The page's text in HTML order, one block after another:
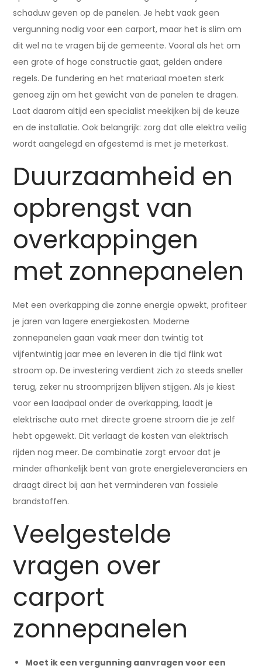
schaduw geven op de panelen. Je hebt vaak geen
vergunning nodig voor een carport, maar het is slim om
dit wel na te vragen bij de gemeente. Vooral als het om
een grote of hoge constructie gaat, gelden andere
regels. De fundering en het materiaal moeten sterk
genoeg zijn om het gewicht van de panelen te dragen.
Laat daarom altijd een specialist meekijken bij de keuze
en de installatie. Ook belangrijk: zorg dat alle elektra veilig
wordt aangelegd en afgestemd is met je meterkast.
Duurzaamheid en
opbrengst van
overkappingen
met zonnepanelen
Met een overkapping die zonne energie opwekt, profiteer
je jaren van lagere energiekosten. Moderne
zonnepanelen gaan vaak meer dan twintig tot
vijfentwintig jaar mee en leveren in die tijd flink wat
stroom op. De investering verdient zich zo steeds sneller
terug, zeker nu stroomprijzen blijven stijgen. Als je kiest
voor een laadpaal onder de overkapping, laadt je
elektrische auto met directe groene stroom die je zelf
hebt opgewekt. Dit verlaagt de kosten van elektrisch
rijden nog meer. De combinatie zorgt ervoor dat je
minder afhankelijk bent van grote energieleveranciers en
draagt direct bij aan het verminderen van fossiele
brandstoffen.
Veelgestelde
vragen over
carport
zonnepanelen
Moet ik een vergunning aanvragen voor een